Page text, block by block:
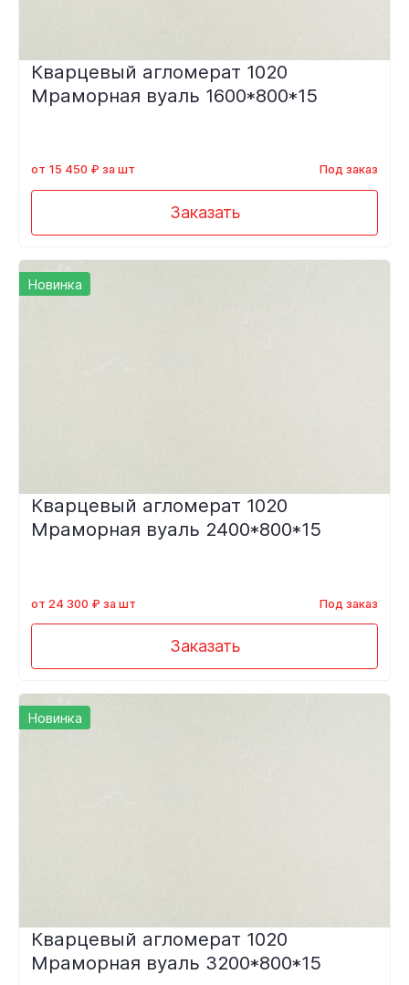
Кварцевый агломерат 1020
Мраморная вуаль 1600*800*15
от 15 450 ₽ за шт Под заказ
Заказать
Новинка
Кварцевый агломерат 1020
Мраморная вуаль 2400*800*15
от 24 300 ₽ за шт Под заказ
Заказать
Новинка
Кварцевый агломерат 1020
Мраморная вуаль 3200*800*15